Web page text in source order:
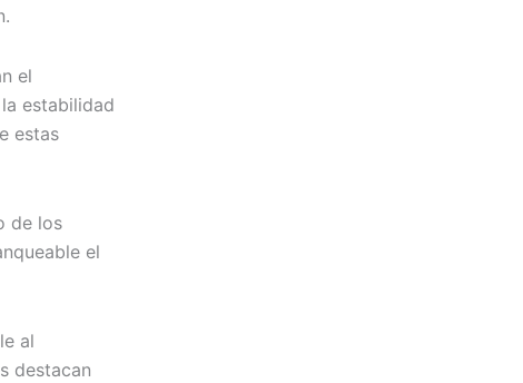
el
estabilidad
estas
de los
el
al
destacan